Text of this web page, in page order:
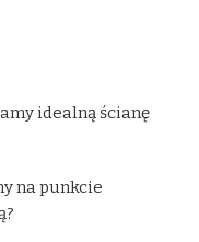
idealną ścianę
na punkcie